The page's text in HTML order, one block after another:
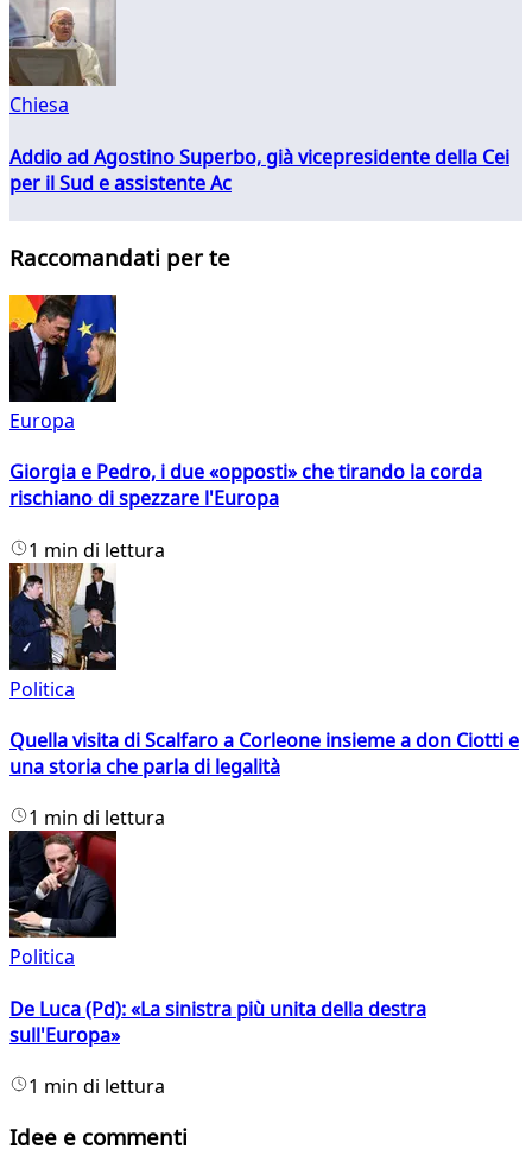
Chiesa
Addio ad Agostino Superbo, già vicepresidente della Cei
per il Sud e assistente Ac
Raccomandati per te
Europa
Giorgia e Pedro, i due «opposti» che tirando la corda
rischiano di spezzare l'Europa
1 min di lettura
Politica
Quella visita di Scalfaro a Corleone insieme a don Ciotti e
una storia che parla di legalità
1 min di lettura
Politica
De Luca (Pd): «La sinistra più unita della destra
sull'Europa»
1 min di lettura
Idee e commenti